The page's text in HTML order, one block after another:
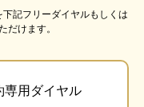
記フリーダイヤルもしくは
だけます。
専用ダイヤル